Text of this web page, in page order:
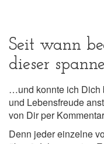
Seit wann
dieser
…und konnte ich Dich
und Lebensfreude
von Dir per
Denn jeder einzelne